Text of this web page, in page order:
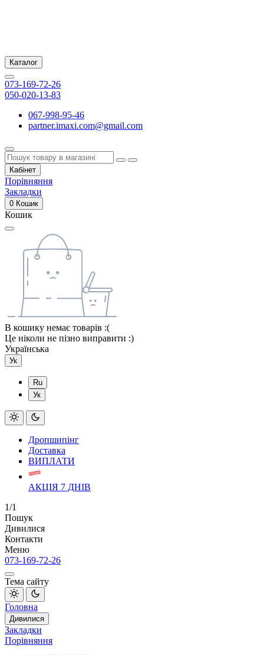
Каталог
073-169-72-26
050-020-13-83
067-998-95-46
partner.imaxi.com@gmail.com
Кабінет
Порівняння
Закладки
0 Кошик
Кошик
В кошику немає товарів :(
Це ніколи не пізно виправити :)
Українська
Ук
Ru
Ук
Дропшипінг
Доставка
ВИПЛАТИ
АКЦІЯ 7 ДНІВ
1/1
Пошук
Дивилися
Контакти
Меню
073-169-72-26
Тема сайту
Головна
Дивилися
Закладки
Порівняння